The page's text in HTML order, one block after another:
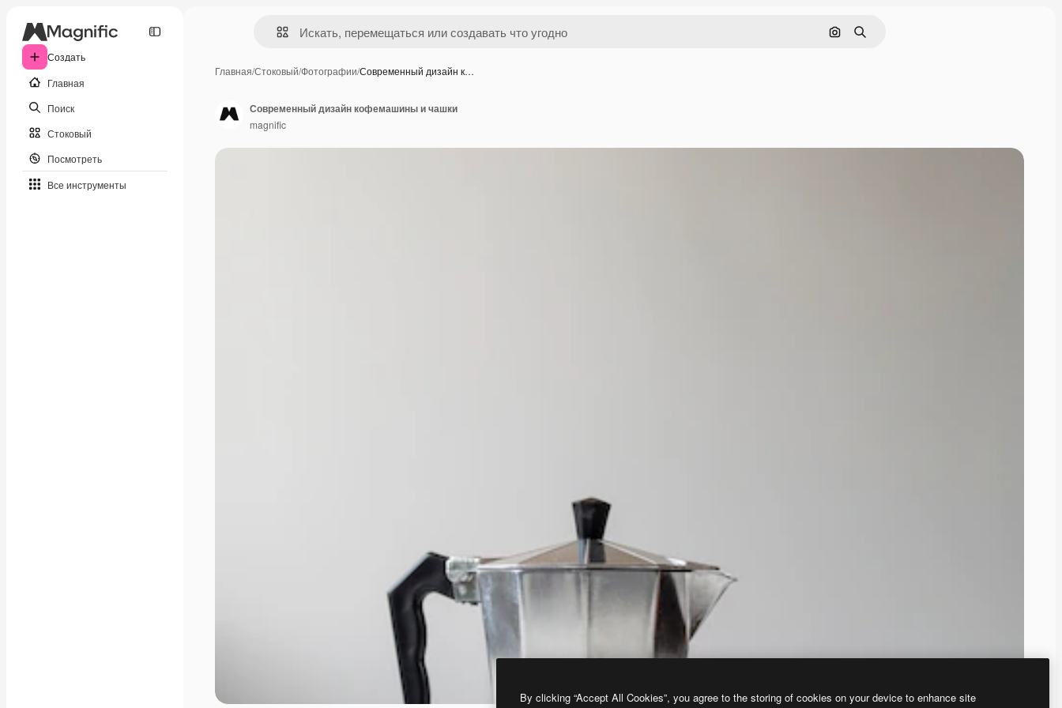
Создать
Главная
Поиск
Стоковый
Посмотреть
Все инструменты
Поиск по изображению
Поиск
Главная/Стоковый/Фотографии/Современный дизайн к…
Современный дизайн кофемашины и чашки
magnific
By clicking “Accept All Cookies”, you agree to the storing of cookies on your device to enhance site